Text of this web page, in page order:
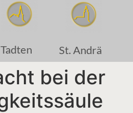
Tadten St. Andrä
bei der